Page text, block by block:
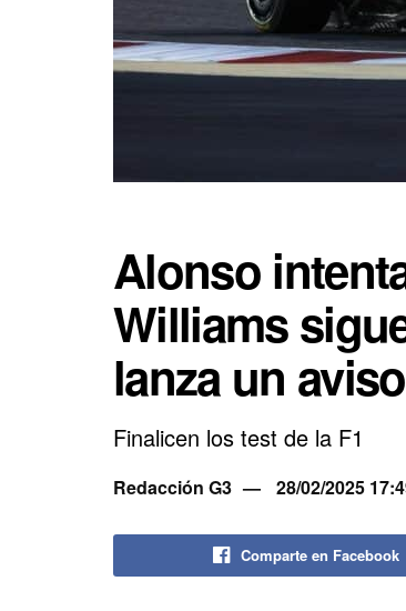
Alonso
Williams
lanza un
Finalicen los test de la F1
Redacción G3 28/02/2025
Comparte en Facebook